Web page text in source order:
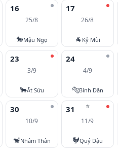
16
25/8
🐎Mậu Ngọ
17
26/8
🐐 Kỷ Mùi
23
3/9
🐂Ất Sửu
24
4/9
🐅Bính Dần
30
10/9
🐒Nhâm Thân
⭐
31
11/9
🐓Quý Dậu